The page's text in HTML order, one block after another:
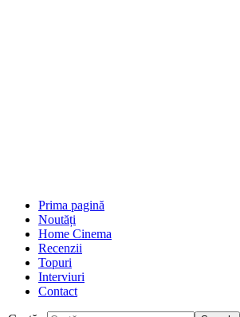
Prima pagină
Noutăți
Home Cinema
Recenzii
Topuri
Interviuri
Contact